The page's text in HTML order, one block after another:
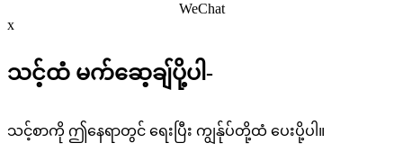
WeChat
x
သင့်ထံ မက်ဆေ့ချ်ပို့ပါ-
သင့်စာကို ဤနေရာတွင် ရေးပြီး ကျွန်ုပ်တို့ထံ ပေးပို့ပါ။